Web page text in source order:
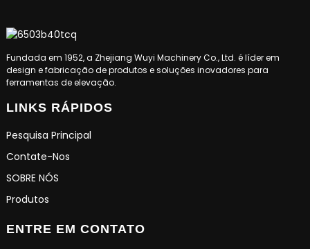
Fundada em 1952, a Zhejiang Wuyi Machinery Co., Ltd. é líder em
design e fabricação de produtos e soluções inovadores para
ferramentas de elevação.
LINKS RÁPIDOS
Pesquisa Principal
Contate-Nos
SOBRE NÓS
Produtos
ENTRE EM CONTATO